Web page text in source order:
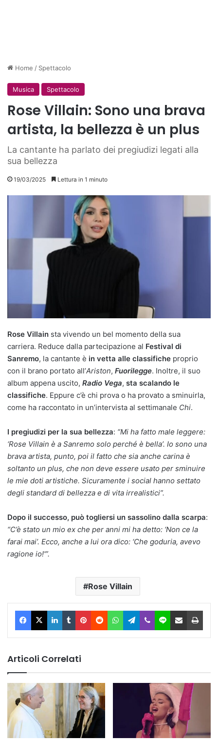
Home / Spettacolo
Musica Spettacolo
Rose Villain: Sono una brava
artista, la bellezza è un plus
La cantante ha parlato dei pregiudizi legati alla
sua bellezza
19/03/2025 Lettura in 1 minuto
Rose Villain sta vivendo un bel momento della sua
carriera. Reduce dalla partecipazione al Festival di
Sanremo, la cantante è in vetta alle classifiche proprio
con il brano portato all’Ariston, Fuorilegge. Inoltre, il suo
album appena uscito, Radio Vega, sta scalando le
classifiche. Eppure c’è chi prova o ha provato a sminuirla,
come ha raccontato in un’intervista al settimanale Chi.
I pregiudizi per la sua bellezza: “Mi ha fatto male leggere:
‘Rose Villain è a Sanremo solo perché è bella’. Io sono una
brava artista, punto, poi il fatto che sia anche carina è
soltanto un plus, che non deve essere usato per sminuire
le mie doti artistiche. Sicuramente i social hanno settato
degli standard di bellezza e di vita irrealistici”.
Dopo il successo, può togliersi un sassolino dalla scarpa:
“C’è stato un mio ex che per anni mi ha detto: ‘Non ce la
farai mai’. Ecco, anche a lui ora dico: ‘Che goduria, avevo
ragione io!'”.
Rose Villain
Facebook
X LinkedIn
TumblrPinterest
RedditWhatsAppTelegram
ViberLine Condividi via Email
Articoli Correlati